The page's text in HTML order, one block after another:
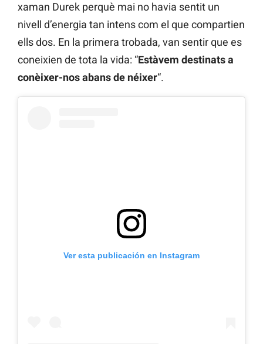
xaman Durek perquè mai no havia sentit un
nivell d’energia tan intens com el que compartien
ells dos. En la primera trobada, van sentir que es
coneixien de tota la vida: “Estàvem destinats a
conèixer-nos abans de néixer“.
Ver esta publicación en Instagram